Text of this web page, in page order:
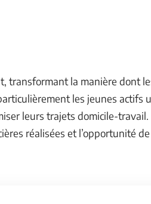
transformant la manière dont
les jeunes actifs
leurs trajets domicile-
réalisées et l’opportunité